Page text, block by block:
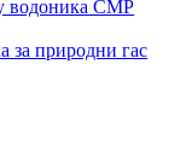
водоника СМР
за природни гас